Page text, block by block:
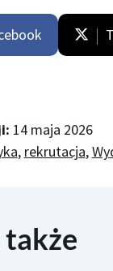
14 maja 2026
, rekrutacja,
także